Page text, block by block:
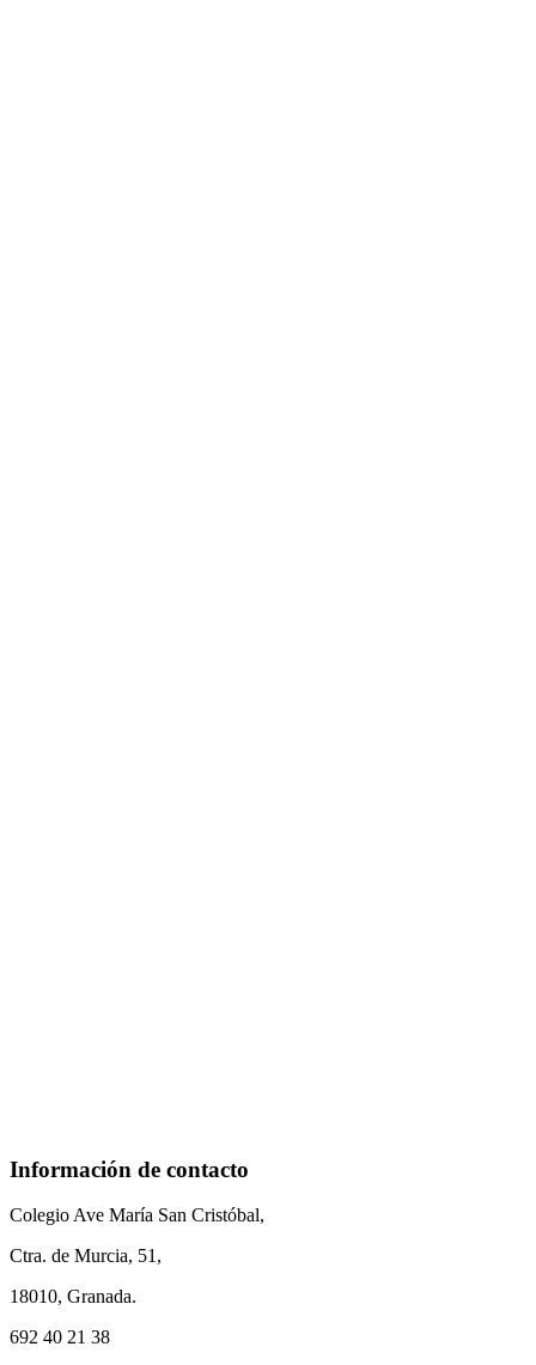
Información de contacto
Colegio Ave María San Cristóbal,
Ctra. de Murcia, 51,
18010, Granada.
692 40 21 38